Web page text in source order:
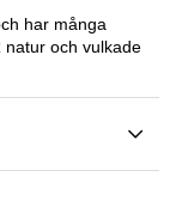
har många
natur och vulkade